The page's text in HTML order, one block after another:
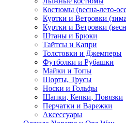
Костюмы (весна-лето-
Куртки и Ветровки
Куртки и Ветровки
Штаны и Брюки
Тайтсы и Капри
Толстовки и Джемперы
Футболки и Рубашки
Майки и Топы
Шорты, Трусы
Носки и Гольфы
Шапки, Кепки, Повязки
Перчатки и Варежки
Аксессуары